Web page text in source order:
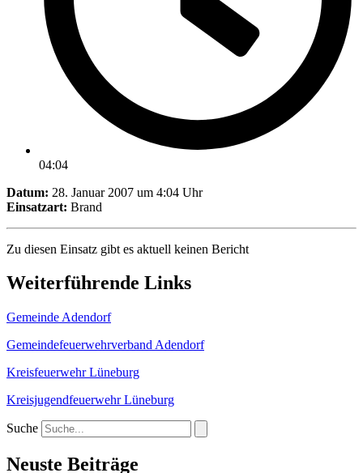
04:04
Datum: 28. Januar 2007 um 4:04 Uhr
Einsatzart: Brand
Zu diesen Einsatz gibt es aktuell keinen Bericht
Weiterführende Links
Gemeinde Adendorf
Gemeindefeuerwehrverband Adendorf
Kreisfeuerwehr Lüneburg
Kreisjugendfeuerwehr Lüneburg
Suche
Neuste Beiträge